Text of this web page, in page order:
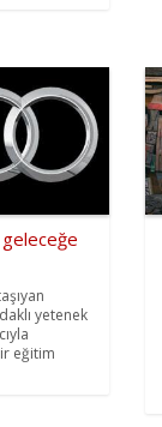
geleceğe
yetenek
eğitim